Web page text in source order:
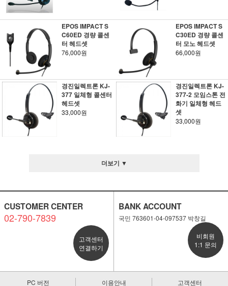
EPOS IMPACT S
C60ED 경량 콜센
터 헤드셋
76,000원
EPOS IMPACT S
C30ED 경량 콜센
터 모노 헤드셋
66,000원
경진일렉트론 KJ-
377 일체형 콜센터
헤드셋
33,000원
경진일렉트론 KJ-
377-2 모임스톤 전
화기 일체형 헤드
셋
33,000원
더보기 ▼
CUSTOMER CENTER
02-790-7839
고객센터
연결하기
BANK ACCOUNT
국민 763601-04-097537 박창길
비회원
1:1 문의
PC 버전 이용안내 고객센터